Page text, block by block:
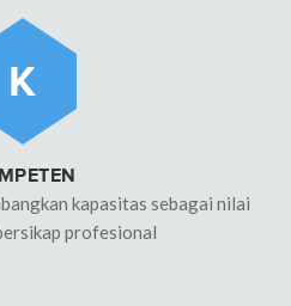
K
kapasitas sebagai nilai
profesional